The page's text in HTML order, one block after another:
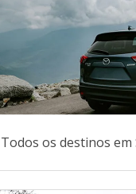
Todos os destinos em